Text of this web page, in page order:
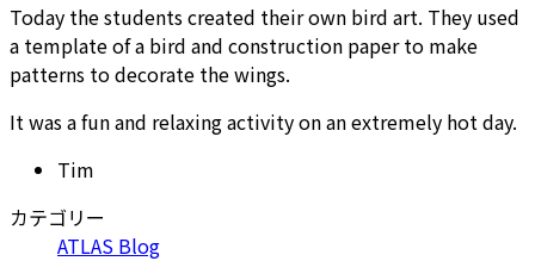
Today the students created their own bird art. They used
a template of a bird and construction paper to make
patterns to decorate the wings.
It was a fun and relaxing activity on an extremely hot day.
Tim
カテゴリー
ATLAS Blog